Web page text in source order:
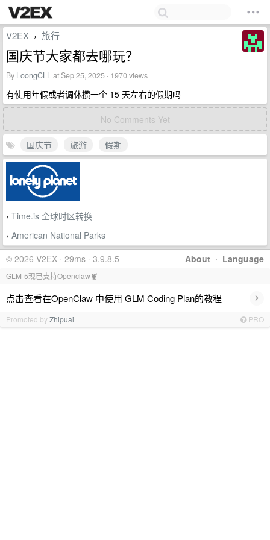
V2EX › 旅行
国庆节大家都去哪玩？
By LoongCLLat Sep 25, 2025 · 1970 views
有使用年假或者调休攒一个 15 天左右的假期吗
No Comments Yet
国庆节 旅游 假期
› Time.is 全球时区转换
› American National Parks
About · Language
© 2026 V2EX · 29ms · 3.9.8.5
GLM-5现已支持Openclaw🦞
点击查看在OpenClaw 中使用 GLM Coding Plan的教程 ›
Promoted byZhipuai PRO